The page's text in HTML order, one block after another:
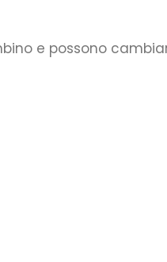
e possono